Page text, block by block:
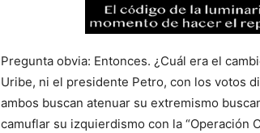
Pregunta obvia: Entonces. ¿Cuál era el
Uribe, ni el presidente Petro, con los votos
ambos buscan atenuar su extremismo
camuflar su izquierdismo con la “Operación